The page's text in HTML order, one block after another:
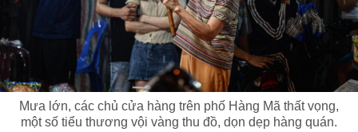
Mưa lớn, các chủ cửa hàng trên phố Hàng Mã thất vọng,
một số tiểu thương vội vàng thu đồ, dọn dẹp hàng quán.